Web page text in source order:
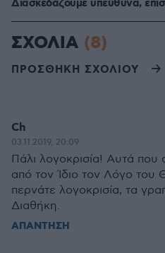
Διασκεδάζουμε υπεύθυνα,
ΣΧΟΛΙΑ (8)
ΠΡΟΣΘΗΚΗ ΣΧΟΛΙΟΥ
Ch
03.11.2019, 20:09
Πάλι λογοκρισία! Αυτά που
από τον Ίδιο τον Λόγο του
περνάτε λογοκρισία, τα
Διαθήκη.
ΑΠΑΝΤΗΣΗ